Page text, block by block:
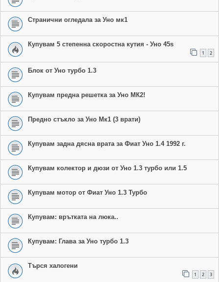
Странични огледала за Уно мк1
Купувам 5 степенна скоростна кутия - Уно 45s
1 2
Блок от Уно турбо 1.3
Купувам предна решетка за Уно МК2!
Предно стъкло за Уно Мк1 (3 врати)
Купувам задна дясна врата за Фиат Уно 1.4 1992 г.
Купувам колектор и дюзи от Уно 1.3 турбо или 1.5
Купувам мотор от Фиат Уно 1.3 Турбо
Купувам: врътката на люка..
Купувам: Глава за Уно турбо 1.3
Търся халогени
1 2 3